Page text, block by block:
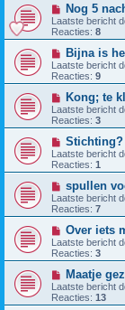
Nog 5
Laatste bericht
Reacties: 8
Bijna is
Laatste bericht
Reacties: 9
Kong; te
Laatste bericht
Reacties: 3
Stichting?
Laatste bericht
Reacties: 1
spullen
Laatste bericht
Reacties: 7
Over iets
Laatste bericht
Reacties: 3
Maatje
Laatste bericht
Reacties: 13